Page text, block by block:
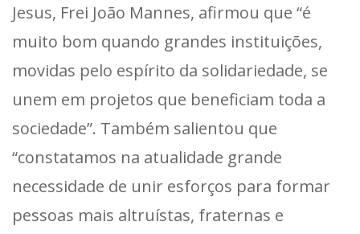
Jesus, Frei João Mannes, afirmou que “é
muito bom quando grandes instituições,
movidas pelo espírito da solidariedade, se
unem em projetos que beneficiam toda a
sociedade”. Também salientou que
“constatamos na atualidade grande
necessidade de unir esforços para formar
pessoas mais altruístas, fraternas e